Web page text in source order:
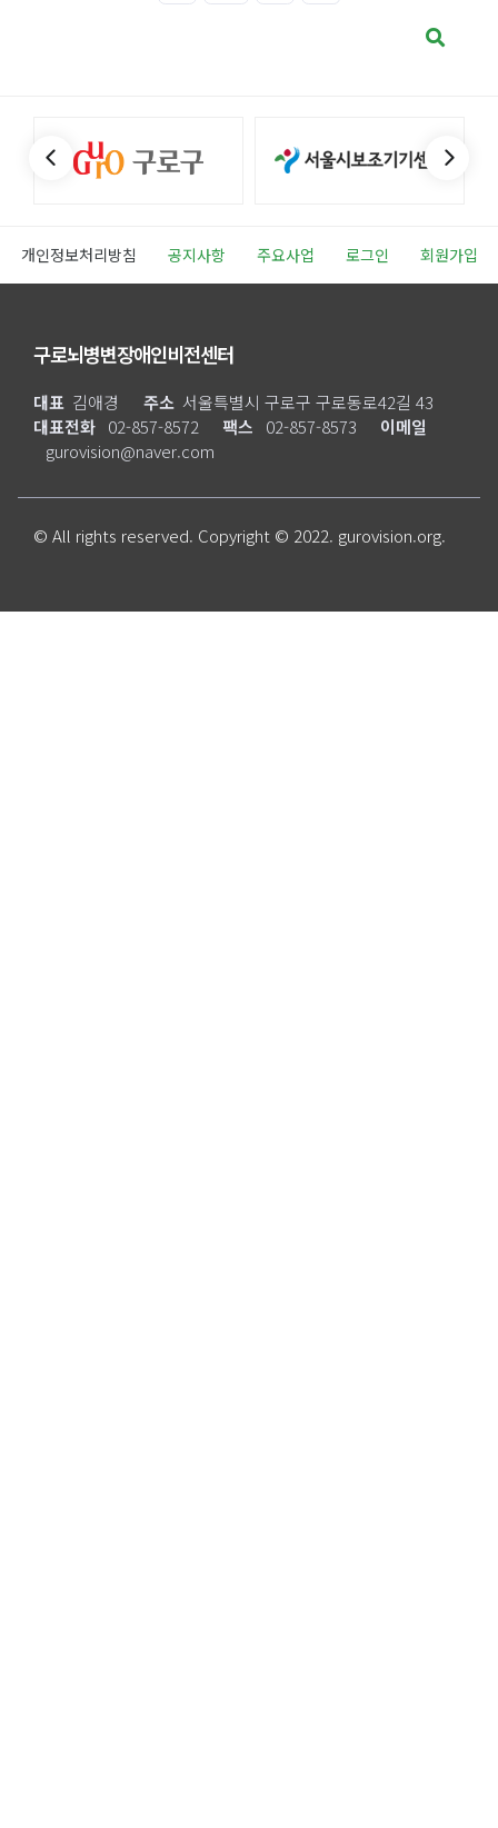
개인정보처리방침 공지사항 주요사업 로그인 회원가입
구로뇌병변장애인비전센터
대표 김애경 주소 서울특별시 구로구 구로동로42길 43
대표전화 02-857-8572 팩스 02-857-8573
이메일
gurovision@naver.com
© All rights reserved. Copyright © 2022. gurovision.org.